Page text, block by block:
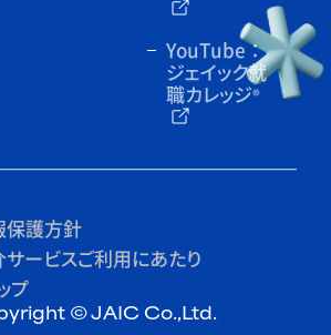
YouTube：
ジェイック就
職カレッジ®
保護方針
ービスご利用にあたり
プ
© JAIC Co.,Ltd.